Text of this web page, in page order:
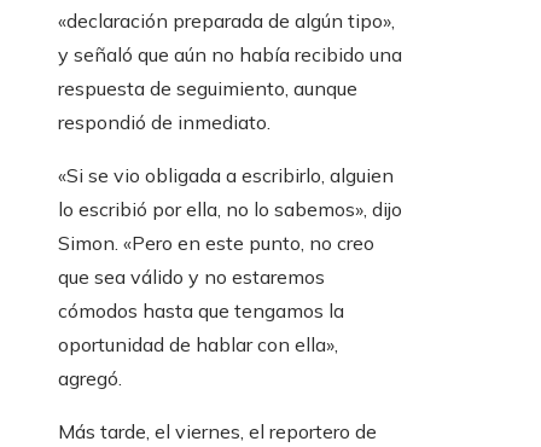
«declaración preparada de algún tipo»,
y señaló que aún no había recibido una
respuesta de seguimiento, aunque
respondió de inmediato.
«Si se vio obligada a escribirlo, alguien
lo escribió por ella, no lo sabemos», dijo
Simon. «Pero en este punto, no creo
que sea válido y no estaremos
cómodos hasta que tengamos la
oportunidad de hablar con ella»,
agregó.
Más tarde, el viernes, el reportero de